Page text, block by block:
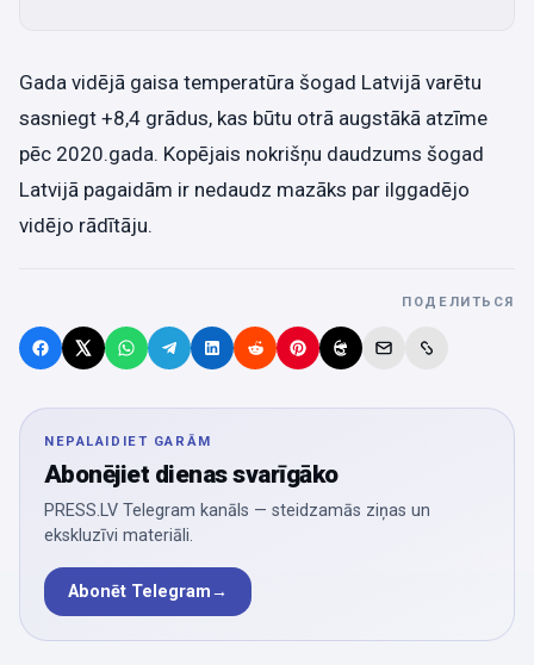
Gada vidējā gaisa temperatūra šogad Latvijā varētu
sasniegt +8,4 grādus, kas būtu otrā augstākā atzīme
pēc 2020.gada. Kopējais nokrišņu daudzums šogad
Latvijā pagaidām ir nedaudz mazāks par ilggadējo
vidējo rādītāju.
ПОДЕЛИТЬСЯ
NEPALAIDIET GARĀM
Abonējiet dienas svarīgāko
PRESS.LV Telegram kanāls — steidzamās ziņas un
ekskluzīvi materiāli.
Abonēt Telegram→